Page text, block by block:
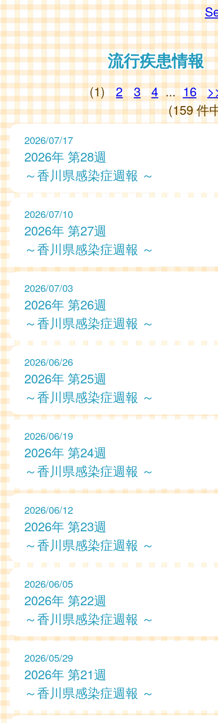
流行疾患情報
(1) 2 3 4 ... 16
(159 件
2026/07/17
2026年 第28週
～香川県感染症週報 ～
2026/07/10
2026年 第27週
～香川県感染症週報 ～
2026/07/03
2026年 第26週
～香川県感染症週報 ～
2026/06/26
2026年 第25週
～香川県感染症週報 ～
2026/06/19
2026年 第24週
～香川県感染症週報 ～
2026/06/12
2026年 第23週
～香川県感染症週報 ～
2026/06/05
2026年 第22週
～香川県感染症週報 ～
2026/05/29
2026年 第21週
～香川県感染症週報 ～